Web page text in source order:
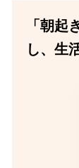
「朝起
し、生